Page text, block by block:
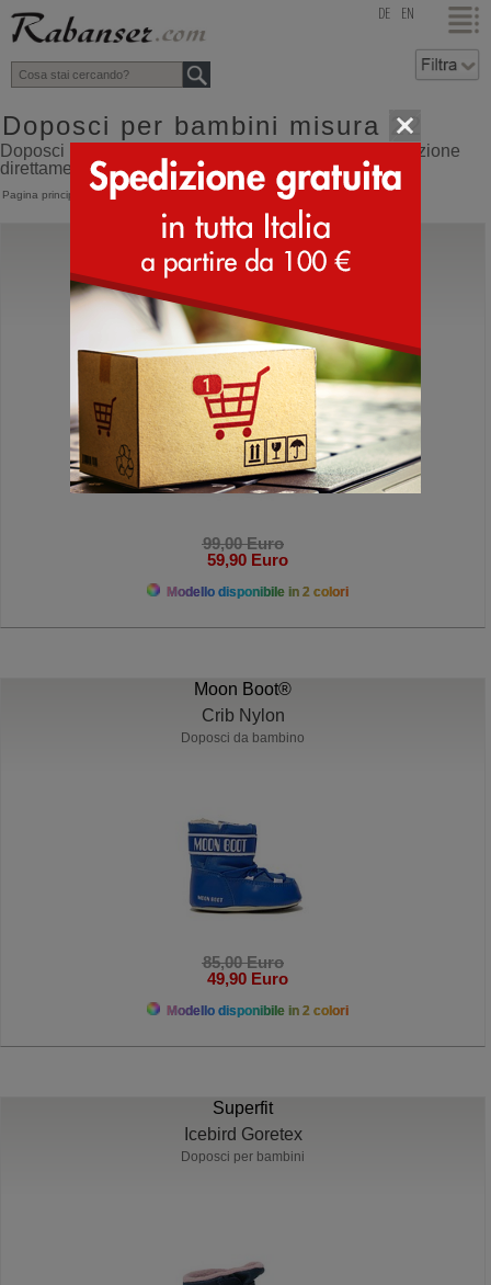
top DE EN
Doposci per bambini misura 22
Doposci per bambini misura 22 online shop con spedizione
direttamente dall'Italia
Pagina principale > Bambino >
Moon Boot®
Crib Suede
99,00 Euro
59,90 Euro
Modello disponibile in 2 colori
Moon Boot®
Crib Nylon
Doposci da bambino
85,00 Euro
49,90 Euro
Modello disponibile in 2 colori
Superfit
Icebird Goretex
Doposci per bambini